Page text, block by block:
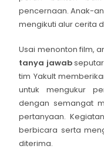
pencernaan. Anak-
mengikuti alur cerita
Usai menonton film,
tanya jawabseputar
tim Yakult
untuk mengukur
dengan semangat
pertanyaan.
berbicara serta
diterima.